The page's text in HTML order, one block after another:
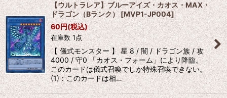
【ウルトラレア】ブルーアイズ・カオス・MAX・
ドラゴン（Bランク）[MVP1-JP004]
60円(税込)
在庫数 1点
【 儀式モンスター 】 星 8 / 闇 / ドラゴン族 / 攻
4000 / 守0 「カオス・フォーム」により降臨。
このカードは儀式召喚でしか特殊召喚できない。
(1)：このカードは相…